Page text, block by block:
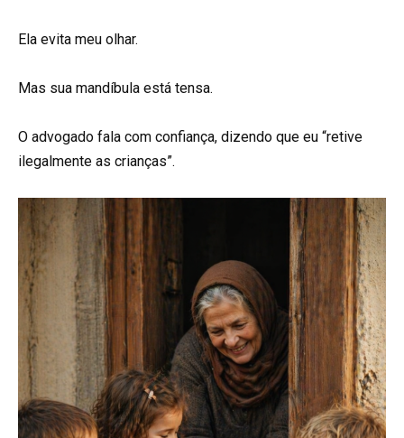
Ela evita meu olhar.
Mas sua mandíbula está tensa.
O advogado fala com confiança, dizendo que eu “retive
ilegalmente as crianças”.